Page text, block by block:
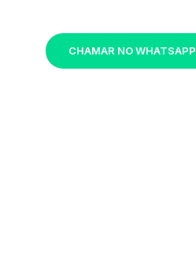
CHAMAR NO WHATSAPP